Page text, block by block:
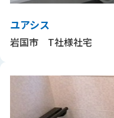
ユアシス
岩国市 T社様社宅